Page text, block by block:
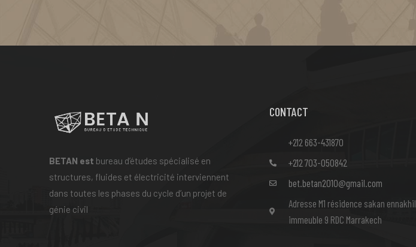
BETAN est bureau d’études spécialisé en
structures, fluides et électricité interviennent
dans toutes les phases du cycle d’un projet de
génie civil
CONTACT
+212 663-431870
+212 703-050842
bet.betan2010@gmail.com
Adresse M1 résidence sakan ennakhil
immeuble 9 RDC Marrakech